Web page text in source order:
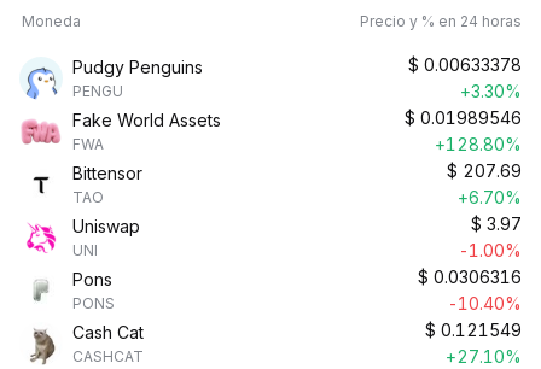
Moneda Precio y % en 24 horas
Pudgy Penguins
PENGU
$ 0.00633378
+3.30%
Fake World Assets
FWA
$ 0.01989546
+128.80%
Bittensor
TAO
$ 207.69
+6.70%
Uniswap
UNI
$ 3.97
-1.00%
Pons
PONS
$ 0.0306316
-10.40%
Cash Cat
CASHCAT
$ 0.121549
+27.10%